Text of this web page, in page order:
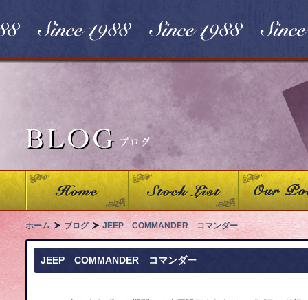
ホーム ブログ JEEP COMMANDER コマンダー
JEEP COMMANDER コマンダー